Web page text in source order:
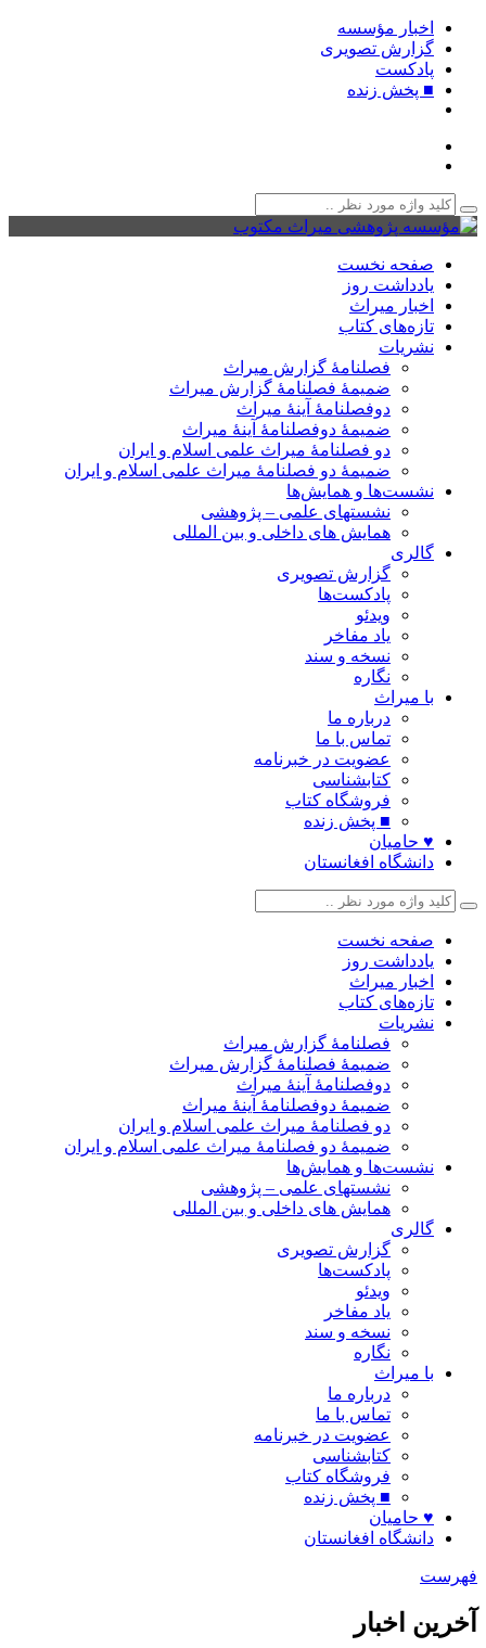
اخبار مؤسسه
گزارش تصویری
پادکست‌
■ پخش زنده
صفحه نخست
یادداشت روز
اخبار میراث
تازه‌های کتاب
نشریات
فصلنامۀ گزارش میراث
ضمیمۀ فصلنامۀ گزارش میراث
دوفصلنامۀ آینۀ میراث
ضمیمۀ دوفصلنامۀ آینۀ میراث
دو فصلنامۀ میراث علمی اسلام و ایران
ضمیمۀ دو فصلنامۀ میراث علمی اسلام و ایران
نشست‌ها و همایش‌ها
نشستهای علمی – پژوهشی
همایش های داخلی و بین المللی
گالری
گزارش تصویری
پادکست‌ها
ویدئو
یاد مفاخر
نسخه و سند
نگاره
با میراث
درباره ما
تماس با ما
عضویت در خبرنامه
کتابشناسی
فروشگاه کتاب
■ پخش زنده
♥ حامیان
دانشگاه افغانستان
صفحه نخست
یادداشت روز
اخبار میراث
تازه‌های کتاب
نشریات
فصلنامۀ گزارش میراث
ضمیمۀ فصلنامۀ گزارش میراث
دوفصلنامۀ آینۀ میراث
ضمیمۀ دوفصلنامۀ آینۀ میراث
دو فصلنامۀ میراث علمی اسلام و ایران
ضمیمۀ دو فصلنامۀ میراث علمی اسلام و ایران
نشست‌ها و همایش‌ها
نشستهای علمی – پژوهشی
همایش های داخلی و بین المللی
گالری
گزارش تصویری
پادکست‌ها
ویدئو
یاد مفاخر
نسخه و سند
نگاره
با میراث
درباره ما
تماس با ما
عضویت در خبرنامه
کتابشناسی
فروشگاه کتاب
■ پخش زنده
♥ حامیان
دانشگاه افغانستان
فهرست
آخرین اخبار